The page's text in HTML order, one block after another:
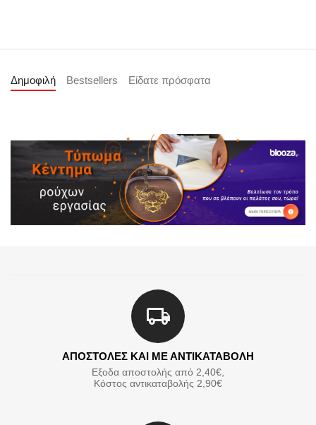
Δημοφιλή Bestsellers Είδατε πρόσφατα
ΑΠΟΣΤΟΛΕΣ ΚΑΙ ΜΕ ΑΝΤΙΚΑΤΑΒΟΛΗ
Εξοδα αποστολής από 2,40€,
Κόστος αντικαταβολής 2,90€